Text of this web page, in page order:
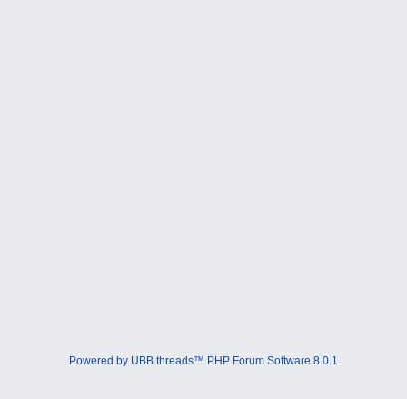
Powered by UBB.threads™ PHP Forum Software 8.0.1